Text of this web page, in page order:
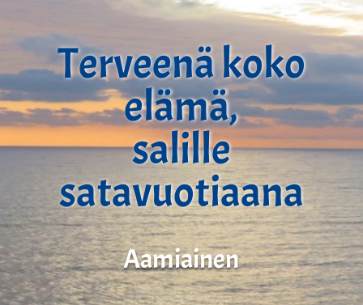
Terveenä koko
elämä,
salille
satavuotiaana
Aamiainen